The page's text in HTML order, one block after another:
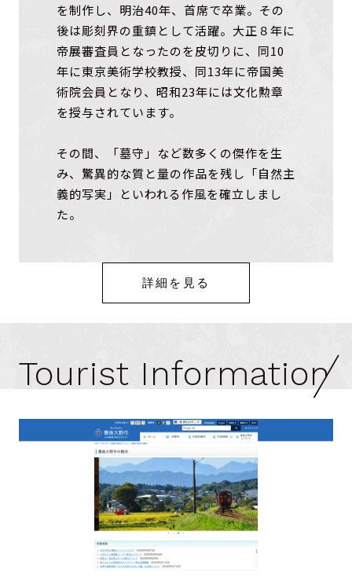
を制作し、明治40年、首席で卒業。その
後は彫刻界の重鎮として活躍。大正８年に
帝展審査員となったのを皮切りに、同10
年に東京美術学校教授、同13年に帝国美
術院会員となり、昭和23年には文化勲章
を授与されています。
その間、「墓守」など数多くの傑作を生
み、驚異的な質と量の作品を残し「自然主
義的写実」といわれる作風を確立しまし
た。
詳細を見る
Tourist Information